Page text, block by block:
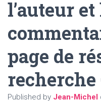
l’auteur
page de
recherche
Published by Jean-Michel